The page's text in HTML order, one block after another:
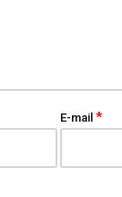
E-mail*